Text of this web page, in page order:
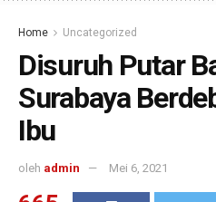
Home Uncategorized
Disuruh Putar
Surabaya
Ibu
oleh admin Mei 6, 2021